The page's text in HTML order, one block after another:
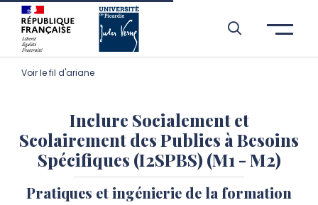
Aller à l’entête de page
Aller au menu principale
Aller au contenu principal
Aller à la recherche
Passer aux cookies
Aller au pied de page
Voir le fil d'ariane
Inclure Socialement et
Scolairement des Publics à Besoins
Spécifiques (I2SPBS) (M1 - M2)
Pratiques et ingénierie de la formation